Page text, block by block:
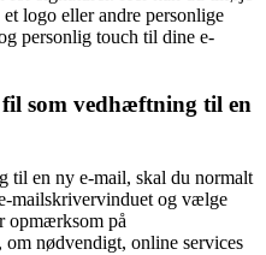
logo eller andre personlige
personlig touch til dine e-
som vedhæftning til en
til en ny e-mail, skal du normalt
mailskrivervinduet og vælge
opmærksom på
nødvendigt, online services